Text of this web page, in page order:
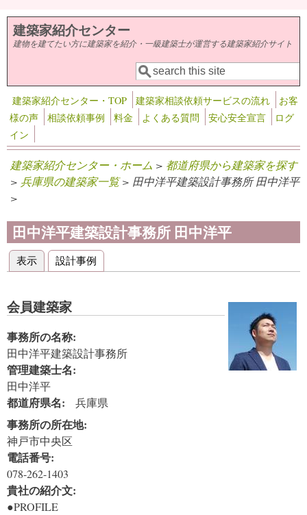
メインコンテンツに移動
建築家紹介センター
建物を建てたい方に建築家を紹介・一級建築士が運営する建築家紹介サイト
検索フォーム
検索
建築家紹介センター・TOP 建築家相談依頼サービスの流れ
お客
様の声
相談依頼事例 料金 よくある質問 安心安全宣言
ログ
イン
建築家紹介センター・ホーム > 都道府県から建築家を探す
> 兵庫県の建築家一覧> 田中洋平建築設計事務所 田中洋平
>
田中洋平建築設計事務所 田中洋平
プライマリータブ
表示 (アクティブなタブ)
設計事例
会員建築家
事務所の名称:
田中洋平建築設計事務所
管理建築士名:
田中洋平
都道府県名: 兵庫県
事務所の所在地:
神戸市中央区
電話番号:
078-262-1403
貴社の紹介文:
●PROFILE